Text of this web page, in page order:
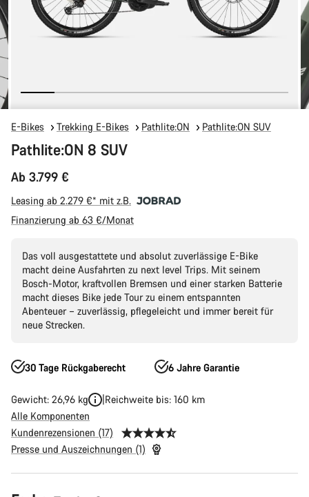
E-Bikes Trekking E-Bikes Pathlite:ON Pathlite:ON SUV
Pathlite:ON 8 SUV
Ab 3.799 €
Leasing ab 2.279 €* mit z.B.
Finanzierung ab 63 €/Monat
Das voll ausgestattete und absolut zuverlässige E-Bike
macht deine Ausfahrten zu next level Trips. Mit seinem
Bosch-Motor, kraftvollen Bremsen und einer starken Batterie
macht dieses Bike jede Tour zu einem entspannten
Abenteuer – zuverlässig, pflegeleicht und immer bereit für
neue Strecken.
30 Tage Rückgaberecht 6 Jahre Garantie
Gewicht: 26,96 kg
Reichweite bis: 160 km
Alle Komponenten
Kundenrezensionen (17)
Presse und Auszeichnungen (1)